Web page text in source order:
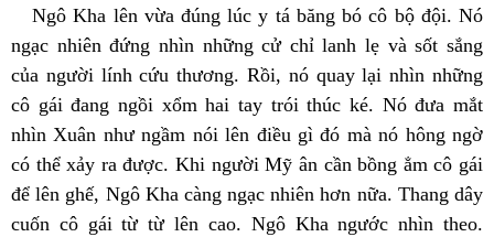
Ngô Kha lên vừa đúng lúc y tá băng bó cô bộ đội. Nó
ngạc nhiên đứng nhìn những cử chỉ lanh lẹ và sốt sắng
của người lính cứu thương. Rồi, nó quay lại nhìn những
cô gái đang ngồi xổm hai tay trói thúc ké. Nó đưa mắt
nhìn Xuân như ngầm nói lên điều gì đó mà nó hông ngờ
có thể xảy ra được. Khi người Mỹ ân cần bồng ẳm cô gái
để lên ghế, Ngô Kha càng ngạc nhiên hơn nữa. Thang dây
cuốn cô gái từ từ lên cao. Ngô Kha ngước nhìn theo.